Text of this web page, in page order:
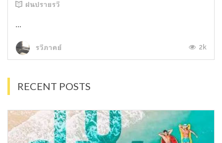
ฝนปรายรวี
...
รวีภาคย์ 2k
RECENT POSTS